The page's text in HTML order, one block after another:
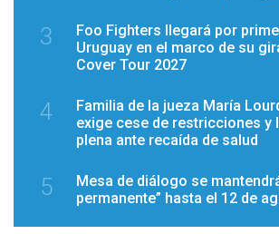
3
Foo Fighters llegará por
Uruguay en el marco de su
Cover Tour 2027
4
Familia de la jueza María
exige cese de restricciones y
plena ante recaída de salud
5
Mesa de diálogo se
permanente” hasta el 12 de